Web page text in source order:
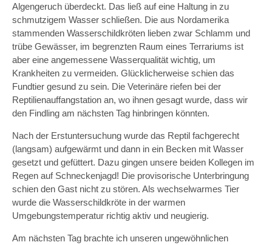
Algengeruch überdeckt. Das ließ auf eine Haltung in zu
schmutzigem Wasser schließen. Die aus Nordamerika
stammenden Wasserschildkröten lieben zwar Schlamm und
trübe Gewässer, im begrenzten Raum eines Terrariums ist
aber eine angemessene Wasserqualität wichtig, um
Krankheiten zu vermeiden. Glücklicherweise schien das
Fundtier gesund zu sein. Die Veterinäre riefen bei der
Reptilienauffangstation an, wo ihnen gesagt wurde, dass wir
den Findling am nächsten Tag hinbringen könnten.
Nach der Erstuntersuchung wurde das Reptil fachgerecht
(langsam) aufgewärmt und dann in ein Becken mit Wasser
gesetzt und gefüttert. Dazu gingen unsere beiden Kollegen im
Regen auf Schneckenjagd! Die provisorische Unterbringung
schien den Gast nicht zu stören. Als wechselwarmes Tier
wurde die Wasserschildkröte in der warmen
Umgebungstemperatur richtig aktiv und neugierig.
Am nächsten Tag brachte ich unseren ungewöhnlichen